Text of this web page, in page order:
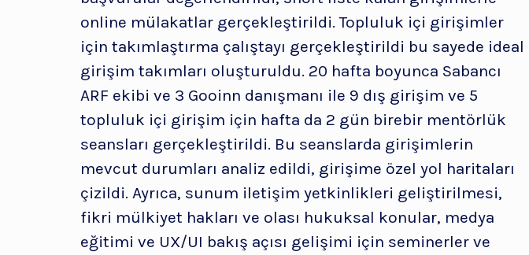
online mülakatlar gerçekleştirildi. Topluluk içi girişimler
için takımlaştırma çalıştayı gerçekleştirildi bu sayede ideal
girişim takımları oluşturuldu. 20 hafta boyunca Sabancı
ARF ekibi ve 3 Gooinn danışmanı ile 9 dış girişim ve 5
topluluk içi girişim için hafta da 2 gün birebir mentörlük
seansları gerçekleştirildi. Bu seanslarda girişimlerin
mevcut durumları analiz edildi, girişime özel yol haritaları
çizildi. Ayrıca, sunum iletişim yetkinlikleri geliştirilmesi,
fikri mülkiyet hakları ve olası hukuksal konular, medya
eğitimi ve UX/UI bakış açısı gelişimi için seminerler ve